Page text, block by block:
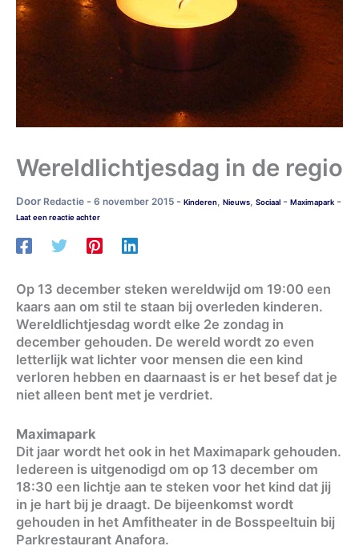
Wereldlichtjesdag in de regio
Door Redactie - 6 november 2015 - Kinderen, Nieuws, Sociaal - Maximapark -
Laat een reactie achter
Op 13 december steken wereldwijd om 19:00 een
kaars aan om stil te staan bij overleden kinderen.
Wereldlichtjesdag wordt elke 2e zondag in
december gehouden. De wereld wordt zo even
letterlijk wat lichter voor mensen die een kind
verloren hebben en daarnaast is er het besef dat je
niet alleen bent met je verdriet.
Maximapark
Dit jaar wordt het ook in het Maximapark gehouden.
Iedereen is uitgenodigd om op 13 december om
18:30 een lichtje aan te steken voor het kind dat jij
in je hart bij je draagt. De bijeenkomst wordt
gehouden in het Amfitheater in de Bosspeeltuin bij
Parkrestaurant Anafora.